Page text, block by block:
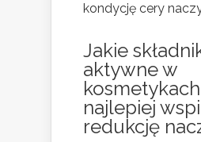
kondycję cery
Jakie
aktywne w
kosmetykach
najlepiej
redukcję